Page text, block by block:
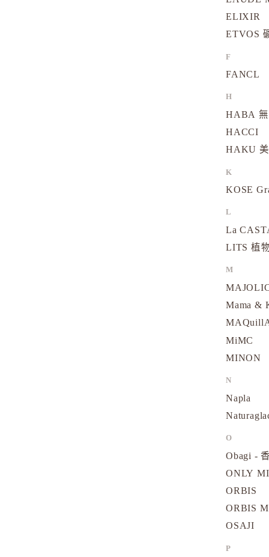
ELIXIR
ETVOS
F
FANCL
H
HABA
HACCI
HAKU
K
KOSE
L
La
LITS 植
M
Mama &
MiMC
MINON
N
Napla
O
Obagi -
ONLY
ORBIS
ORBIS
OSAJI
P